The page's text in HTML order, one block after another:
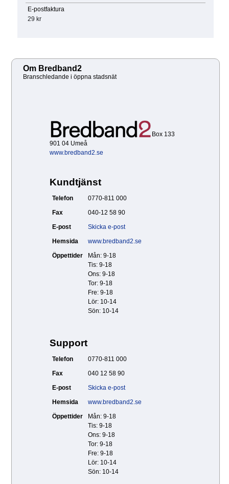
E-postfaktura
29 kr
Om Bredband2
Branschledande i öppna stadsnät
Box 133
901 04 Umeå
www.bredband2.se
Kundtjänst
Telefon
0770-811 000
Fax
040-12 58 90
E-post
Skicka e-post
Hemsida
www.bredband2.se
Öppettider
Mån: 9-18
Tis: 9-18
Ons: 9-18
Tor: 9-18
Fre: 9-18
Lör: 10-14
Sön: 10-14
Support
Telefon
0770-811 000
Fax
040 12 58 90
E-post
Skicka e-post
Hemsida
www.bredband2.se
Öppettider
Mån: 9-18
Tis: 9-18
Ons: 9-18
Tor: 9-18
Fre: 9-18
Lör: 10-14
Sön: 10-14